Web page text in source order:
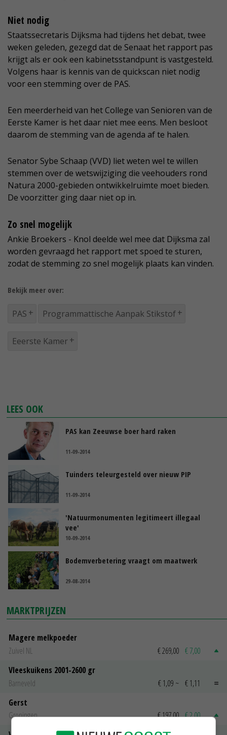
Niet nodig
Staatssecretaris Dijksma had tijdens het debat, twee
weken geleden, gezegd dat de Senaat het rapport pas
krijgt als er ook een kabinetsstandpunt is vastgesteld.
Volgens haar is kennis van de quickscan niet nodig
voor een stemming over de PAS.
Een meerderheid van het College van Senioren van de
Eerste Kamer is het daar niet mee eens. Men besloot
daarom de stemming van de agenda af te halen.
Senator Sybe Schaap (VVD) liet weten wel te willen
stemmen over de wetswijziging die veehouders rond
Natura 2000-gebieden ontwikkelruimte moet bieden.
De voorzitter ging daar niet op in.
Zo snel mogelijk
Ankie Broekers - Knol deelde wel mee dat Dijksma zal
worden gevraagd het rapport met spoed te sturen,
zodat de stemming zo snel mogelijk plaats kan vinden.
Bekijk meer over:
PAS Programmattische Aanpak Stikstof
Eeerste Kamer
LEES OOK
PAS kan Zeeuwse boer hard raken
11-09-2014
Tuinders teleurgesteld over nieuw PIP
11-09-2014
'Natuurmonumenten legitimeert illegaal
vee'
10-09-2014
Bodemverbetering vraagt om maatwerk
29-08-2014
MARKTPRIJZEN
Magere melkpoeder
Zuivel NL
€ 269,00 € 7,00
Vleeskuikens 2001-2600 gr
Barneveld
€ 1,09 ~ € 1,11
Gerst
Groningen
€ 197,00 € 2,00